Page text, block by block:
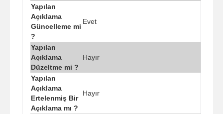
Yapılan
Açıklama
Güncelleme mi
?
Evet
Yapılan
Açıklama
Düzeltme mi ?
Hayır
Yapılan
Açıklama
Ertelenmiş Bir
Açıklama mı ?
Hayır